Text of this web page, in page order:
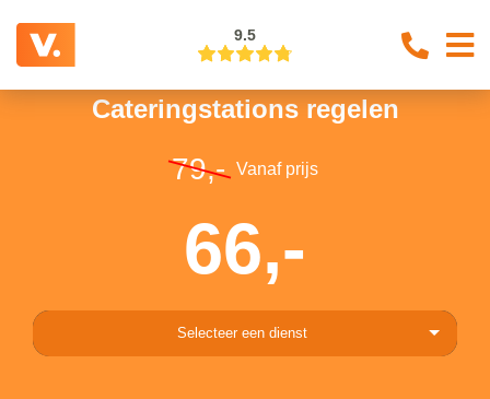
9.5
Cateringstations regelen
79,- Vanaf prijs
66,-
Selecteer een dienst